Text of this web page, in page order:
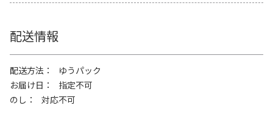
配送情報
配送方法
ゆうパック
お届け日
指定不可
のし
対応不可